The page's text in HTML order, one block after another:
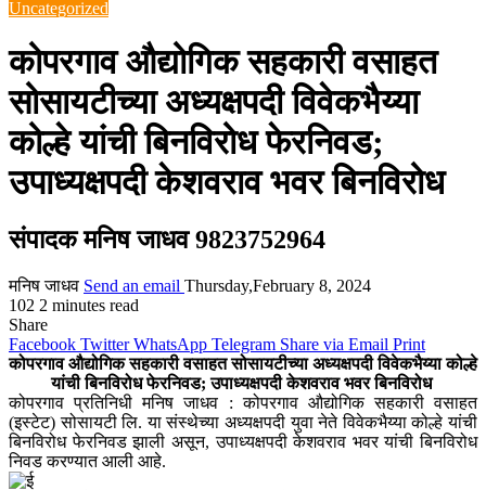
Uncategorized
कोपरगाव औद्योगिक सहकारी वसाहत
सोसायटीच्या अध्यक्षपदी विवेकभैय्या
कोल्हे यांची बिनविरोध फेरनिवड;
उपाध्यक्षपदी केशवराव भवर बिनविरोध
संपादक मनिष जाधव 9823752964
मनिष जाधव Send an email Thursday,February 8, 2024
102 2 minutes read
Share
Facebook Twitter WhatsApp Telegram Share via Email Print
कोपरगाव औद्योगिक सहकारी वसाहत सोसायटीच्या अध्यक्षपदी विवेकभैय्या कोल्हे
यांची बिनविरोध फेरनिवड; उपाध्यक्षपदी केशवराव भवर बिनविरोध
कोपरगाव प्रतिनिधी मनिष जाधव : कोपरगाव औद्योगिक सहकारी वसाहत
(इस्टेट) सोसायटी लि. या संस्थेच्या अध्यक्षपदी युवा नेते विवेकभैय्या कोल्हे यांची
बिनविरोध फेरनिवड झाली असून, उपाध्यक्षपदी केशवराव भवर यांची बिनविरोध
निवड करण्यात आली आहे.